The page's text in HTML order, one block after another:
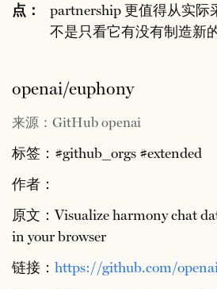
点：
partnership 更值得从实际
不是只看它有没有制造新
openai/euphony
来源：GitHub openai
标签：#github_orgs #extended
作者：
原文：Visualize harmony chat
in your browser
链接： https://github.com/